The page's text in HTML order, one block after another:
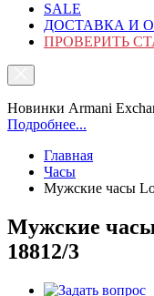
SALE
ДОСТАВКА И
ПРОВЕРИТЬ
Новинки Armani
Подробнее...
Главная
Часы
Мужские часы
Мужские
18812/3